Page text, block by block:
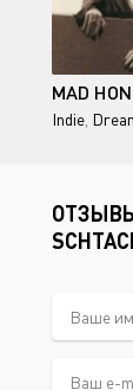
Indie
ОТЗЫВЫ